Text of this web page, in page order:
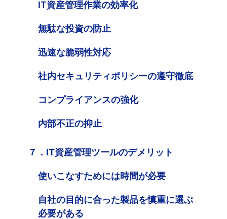
IT資産管理作業の効率化
無駄な投資の防止
迅速な脆弱性対応
社内セキュリティポリシーの遵守徹底
コンプライアンスの強化
内部不正の抑止
７．IT資産管理ツールのデメリット
使いこなすためには時間が必要
自社の目的に合った製品を慎重に選ぶ
必要がある